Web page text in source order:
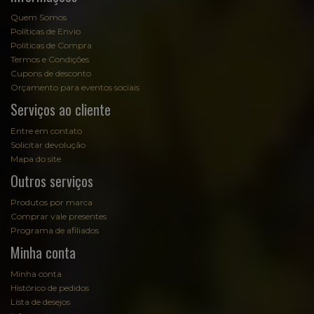
Quem Somos
Políticas de Envio
Políticas de Compra
Termos e Condições
Cupons de desconto
Orçamento para eventos sociais
Serviços ao cliente
Entre em contato
Solicitar devolução
Mapa do site
Outros serviços
Produtos por marca
Comprar vale presentes
Programa de afiliados
Minha conta
Minha conta
Histórico de pedidos
Lista de desejos